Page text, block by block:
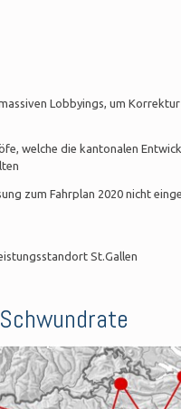
Lobbyings, um
welche die kantonalen
zum Fahrplan 2020 nicht
St.Gallen